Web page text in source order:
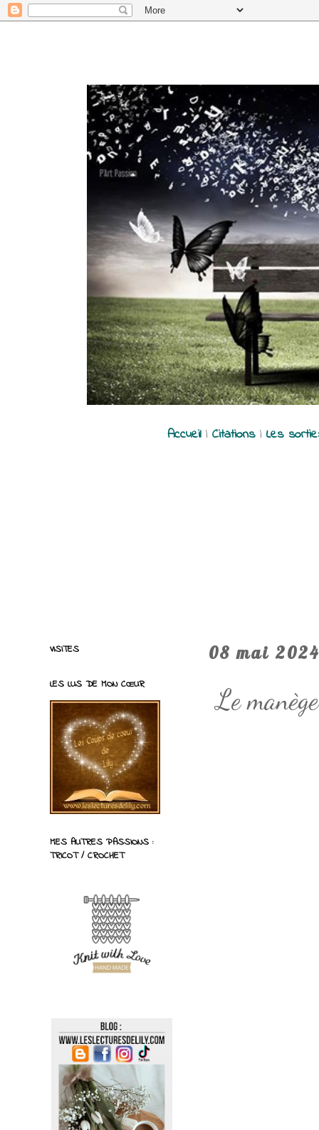
Accueil| Citations| Les
08 mai 2024
Le
VISITES
LES LUS DE MON CŒUR
MES AUTRES PASSIONS :
TRICOT / CROCHET